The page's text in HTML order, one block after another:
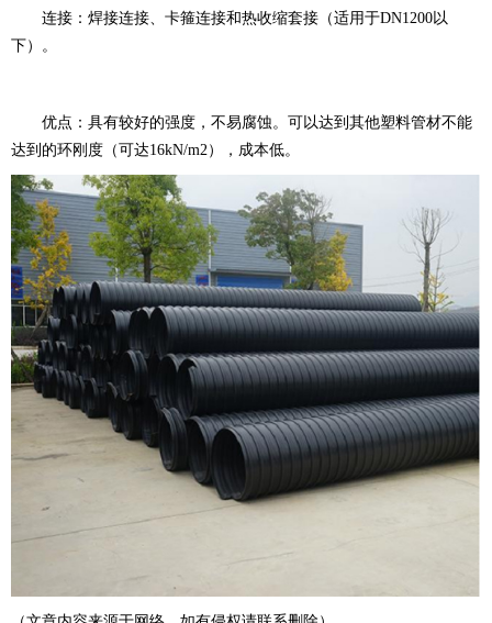
连接：焊接连接、卡箍连接和热收缩套接（适用于DN1200以
下）。
优点：具有较好的强度，不易腐蚀。可以达到其他塑料管材不能
达到的环刚度（可达16kN/m2），成本低。